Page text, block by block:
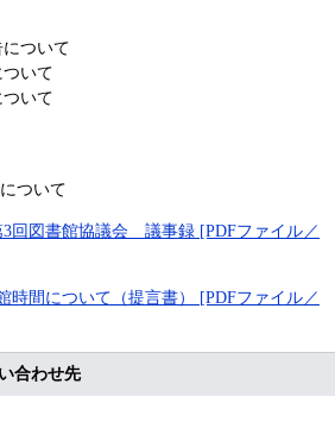
について
ついて
ついて
ついて
3回図書館協議会 議事録 [PDFファイル／
時間について（提言書） [PDFファイル／
合わせ先